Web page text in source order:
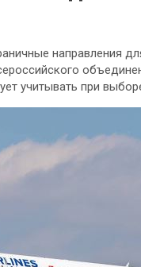
направления
учитывать при